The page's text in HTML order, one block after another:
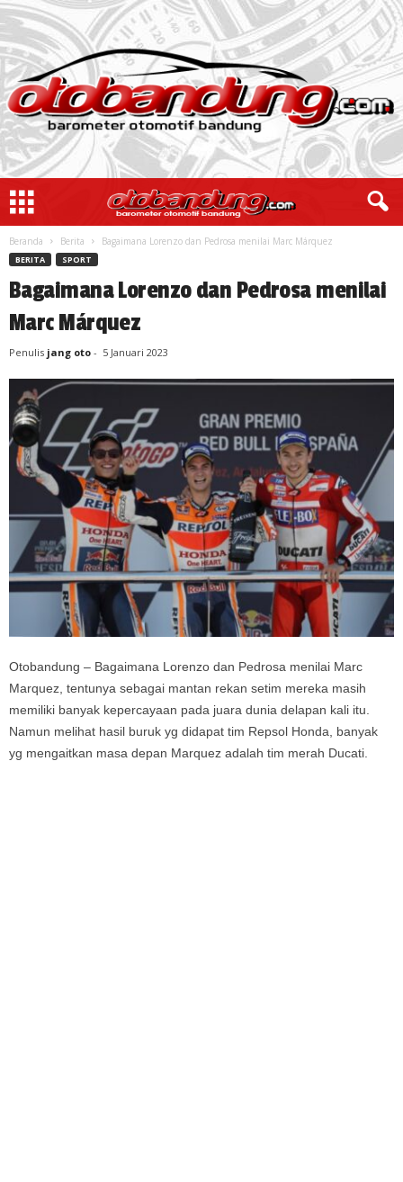
Beranda Berita Bagaimana Lorenzo dan Pedrosa menilai Marc Márquez
BERITA SPORT
Bagaimana Lorenzo dan Pedrosa menilai
Marc Márquez
Penulis jang oto - 5 Januari 2023
Otobandung – Bagaimana Lorenzo dan Pedrosa menilai Marc
Marquez, tentunya sebagai mantan rekan setim mereka masih
memiliki banyak kepercayaan pada juara dunia delapan kali itu.
Namun melihat hasil buruk yg didapat tim Repsol Honda, banyak
yg mengaitkan masa depan Marquez adalah tim merah Ducati.